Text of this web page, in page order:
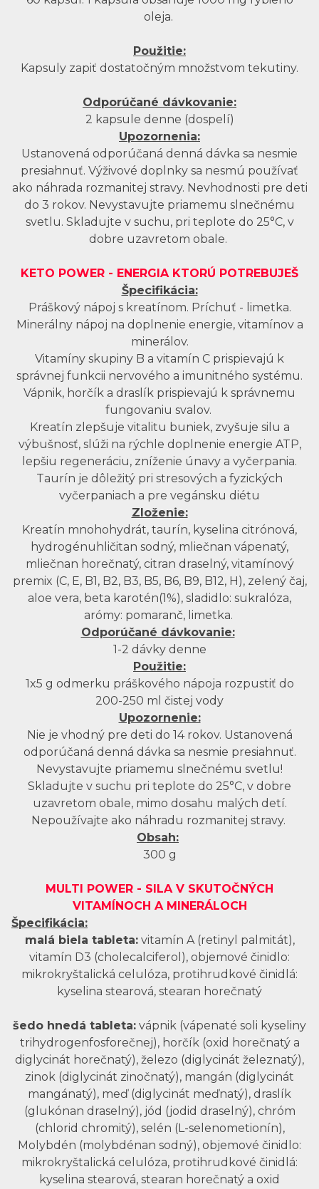
oleja.
Použitie:
Kapsuly zapiť dostatočným množstvom tekutiny.
Odporúčané dávkovanie:
2 kapsule denne (dospelí)
Upozornenia:
Ustanovená odporúčaná denná dávka sa nesmie
presiahnuť. Výživové doplnky sa nesmú používať
ako náhrada rozmanitej stravy. Nevhodnosti pre deti
do 3 rokov. Nevystavujte priamemu slnečnému
svetlu. Skladujte v suchu, pri teplote do 25°C, v
dobre uzavretom obale.
KETO POWER - ENERGIA KTORÚ POTREBUJEŠ
Špecifikácia:
Práškový nápoj s kreatínom. Príchuť - limetka.
Minerálny nápoj na doplnenie energie, vitamínov a
minerálov.
Vitamíny skupiny B a vitamín C prispievajú k
správnej funkcii nervového a imunitného systému.
Vápnik, horčík a draslík prispievajú k správnemu
fungovaniu svalov.
Kreatín zlepšuje vitalitu buniek, zvyšuje silu a
výbušnosť, slúži na rýchle doplnenie energie ATP,
lepšiu regeneráciu, zníženie únavy a vyčerpania.
Taurín je dôležitý pri stresových a fyzických
vyčerpaniach a pre vegánsku diétu
Zloženie:
Kreatín mnohohydrát, taurín, kyselina citrónová,
hydrogénuhličitan sodný, mliečnan vápenatý,
mliečnan horečnatý, citran draselný, vitamínový
premix (C, E, B1, B2, B3, B5, B6, B9, B12, H), zelený čaj,
aloe vera, beta karotén(1%), sladidlo: sukralóza,
arómy: pomaranč, limetka.
Odporúčané dávkovanie:
1-2 dávky denne
Použitie:
1x5 g odmerku práškového nápoja rozpustiť do
200-250 ml čistej vody
Upozornenie:
Nie je vhodný pre deti do 14 rokov. Ustanovená
odporúčaná denná dávka sa nesmie presiahnuť.
Nevystavujte priamemu slnečnému svetlu!
Skladujte v suchu pri teplote do 25°C, v dobre
uzavretom obale, mimo dosahu malých detí.
Nepoužívajte ako náhradu rozmanitej stravy.
Obsah:
300 g
MULTI POWER - SILA V SKUTOČNÝCH
VITAMÍNOCH A MINERÁLOCH
Špecifikácia:
malá biela tableta:vitamín A (retinyl palmitát),
vitamín D3 (cholecalciferol), objemové činidlo:
mikrokryštalická celulóza, protihrudkové činidlá:
kyselina stearová, stearan horečnatý
šedo hnedá tableta: vápnik (vápenaté soli kyseliny
trihydrogenfosforečnej), horčík (oxid horečnatý a
diglycinát horečnatý), železo (diglycinát železnatý),
zinok (diglycinát zinočnatý), mangán (diglycinát
mangánatý), meď (diglycinát meďnatý), draslík
(glukónan draselný), jód (jodid draselný), chróm
(chlorid chromitý), selén (L-selenometionín),
Molybdén (molybdénan sodný), objemové činidlo:
mikrokryštalická celulóza, protihrudkové činidlá:
kyselina stearová, stearan horečnatý a oxid